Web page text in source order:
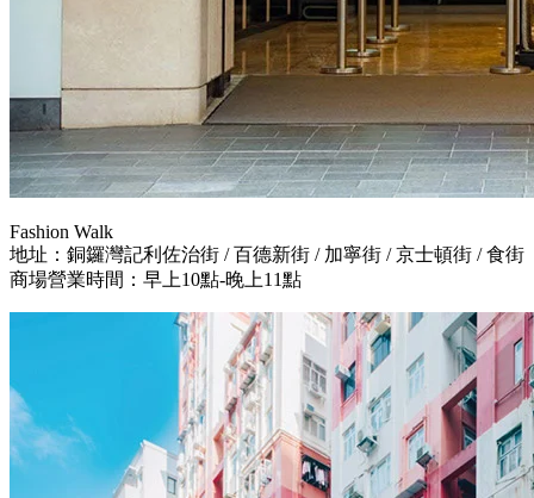
Fashion Walk
地址：銅鑼灣記利佐治街 / 百德新街 / 加寧街 / 京士頓街 / 食街
商場營業時間：早上10點-晚上11點